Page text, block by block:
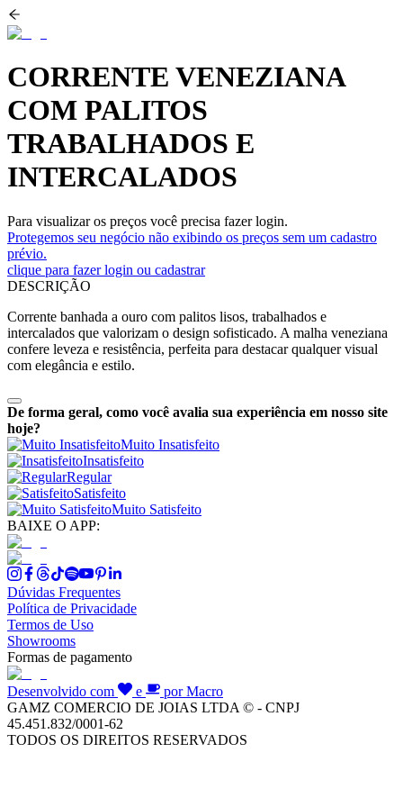
CORRENTE VENEZIANA
COM PALITOS
TRABALHADOS E
INTERCALADOS
Para visualizar os preços você precisa fazer login.
Protegemos seu negócio não exibindo os preços sem um cadastro
prévio.
clique para fazer login ou cadastrar
DESCRIÇÃO
Corrente banhada a ouro com palitos lisos, trabalhados e
intercalados que valorizam o design sofisticado. A malha veneziana
confere leveza e resistência, perfeita para destacar qualquer visual
com elegância e estilo.
De forma geral, como você avalia sua experiência em nosso site
hoje?
Muito Insatisfeito
Insatisfeito
Regular
Satisfeito
Muito Satisfeito
BAIXE O APP:
Dúvidas Frequentes
Política de Privacidade
Termos de Uso
Showrooms
Formas de pagamento
Desenvolvido com e
por Macro
GAMZ COMERCIO DE JOIAS LTDA © - CNPJ
45.451.832/0001-62
TODOS OS DIREITOS RESERVADOS